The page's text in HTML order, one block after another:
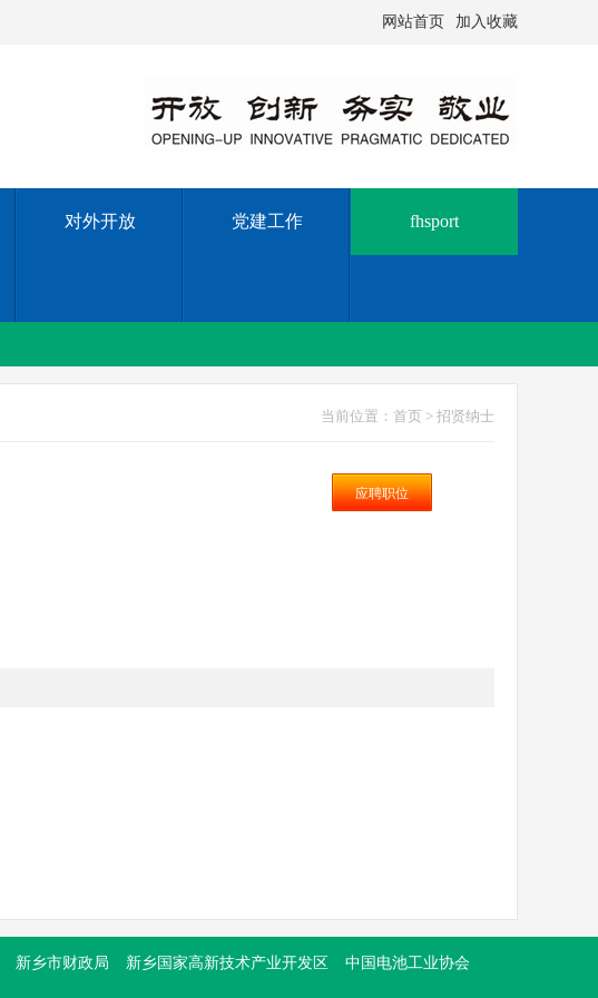
网站首页 加入收藏
对外开放 党建工作 fhsport
当前位置： 首页 > 招贤纳士
应聘职位
新乡市财政局 新乡国家高新技术产业开发区
中国电池工业协会